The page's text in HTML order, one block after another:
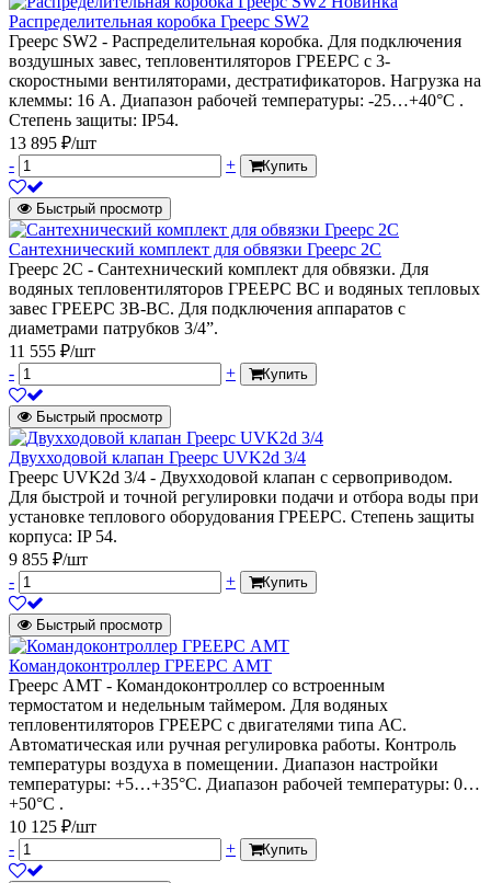
Распределительная коробка Греерс SW2
Греерс SW2 - Распределительная коробка. Для подключения
воздушных завес, тепловентиляторов ГРЕЕРС с 3-
скоростными вентиляторами, дестратификаторов. Нагрузка на
клеммы: 16 А. Диапазон рабочей температуры: -25…+40°C .
Степень защиты: IP54.
13 895 ₽/шт
-
+ Купить
Быстрый просмотр
Сантехнический комплект для обвязки Греерс 2С
Греерс 2С - Сантехнический комплект для обвязки. Для
водяных тепловентиляторов ГРЕЕРС ВС и водяных тепловых
завес ГРЕЕРС ЗВ-ВС. Для подключения аппаратов с
диаметрами патрубков 3/4”.
11 555 ₽/шт
-
+ Купить
Быстрый просмотр
Двухходовой клапан Греерс UVK2d 3/4
Греерс UVK2d 3/4 - Двухходовой клапан с сервоприводом.
Для быстрой и точной регулировки подачи и отбора воды при
установке теплового оборудования ГРЕЕРС. Степень защиты
корпуса: IP 54.
9 855 ₽/шт
-
+ Купить
Быстрый просмотр
Командоконтроллер ГРЕЕРС AMT
Греерс AMT - Командоконтроллер со встроенным
термостатом и недельным таймером. Для водяных
тепловентиляторов ГРЕЕРС с двигателями типа АС.
Автоматическая или ручная регулировка работы. Контроль
температуры воздуха в помещении. Диапазон настройки
температуры: +5…+35°C. Диапазон рабочей температуры: 0…
+50°C .
10 125 ₽/шт
-
+ Купить